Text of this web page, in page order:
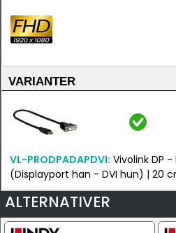
VARIANTER
VL-PRODPADAPDVI: Vivolink DP
(Displayport han - DVI hun) | 20
ALTERNATIVER